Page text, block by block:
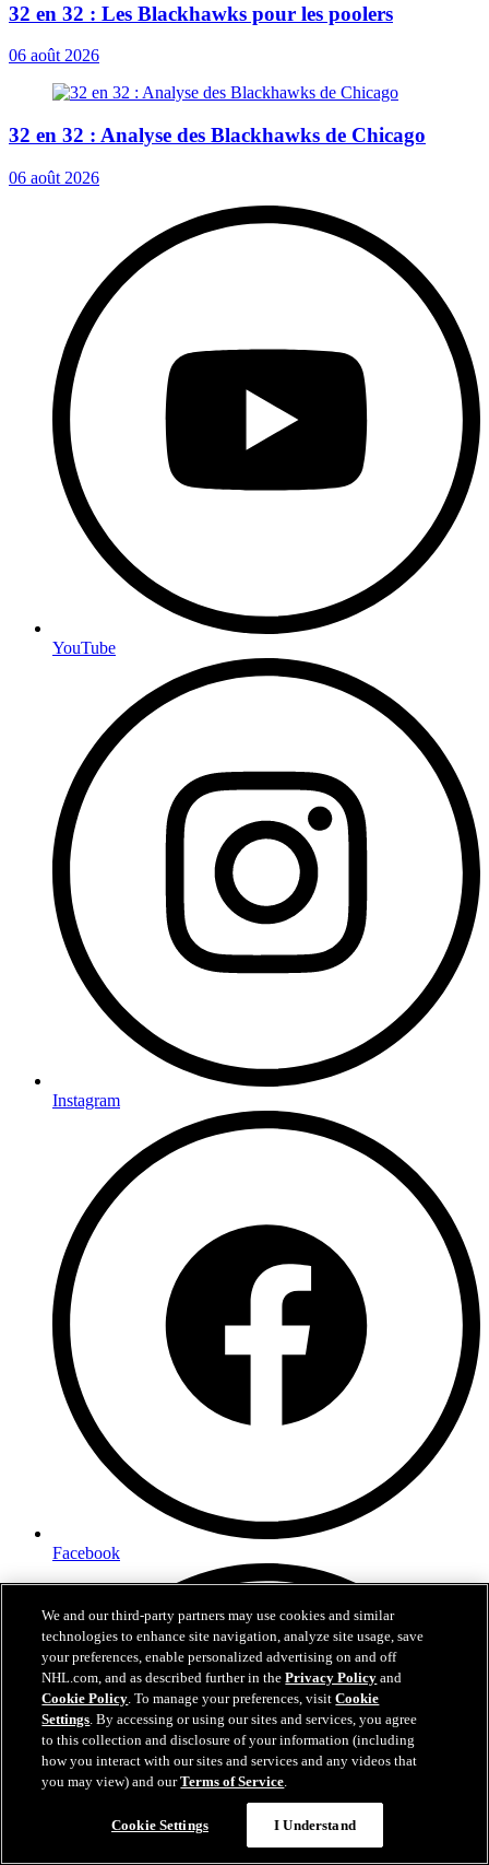
32 en 32 : Les Blackhawks pour les poolers
06 août 2026
32 en 32 : Analyse des Blackhawks de Chicago
06 août 2026
YouTube
Instagram
Facebook
We and our third-party partners may use cookies and similar
technologies to enhance site navigation, analyze site usage, save
your preferences, enable personalized advertising on and off
NHL.com, and as described further in thePrivacy Policy and
Cookie Policy. To manage your preferences, visitCookie
Settings. By accessing or using our sites and services, you agree
to this collection and disclosure of your information (including
how you interact with our sites and services and any videos that
you may view) and ourTerms of Service.
Cookie Settings I Understand